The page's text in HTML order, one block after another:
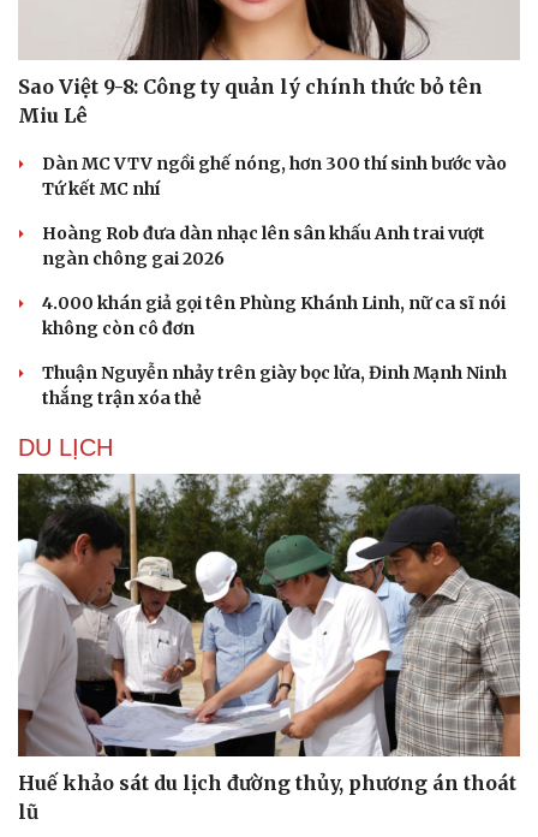
Sao Việt 9-8: Công ty quản lý chính thức bỏ tên
Miu Lê
Dàn MC VTV ngồi ghế nóng, hơn 300 thí sinh bước vào
Tứ kết MC nhí
Hoàng Rob đưa dàn nhạc lên sân khấu Anh trai vượt
ngàn chông gai 2026
4.000 khán giả gọi tên Phùng Khánh Linh, nữ ca sĩ nói
không còn cô đơn
Thuận Nguyễn nhảy trên giày bọc lửa, Đinh Mạnh Ninh
thắng trận xóa thẻ
DU LỊCH
Huế khảo sát du lịch đường thủy, phương án thoát
lũ